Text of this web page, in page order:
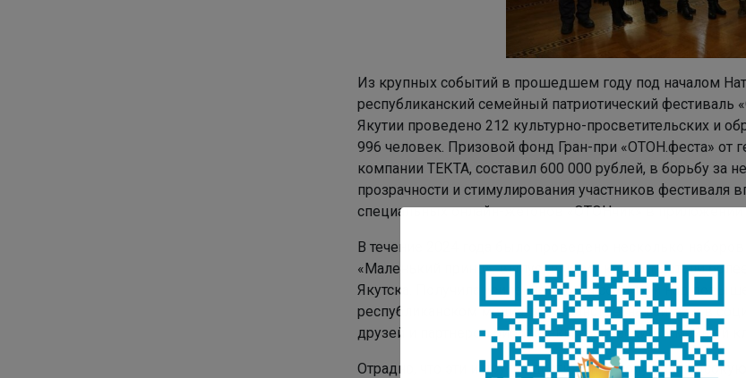
Из крупных событий в прошедшем году под началом
республиканский семейный патриотический фестиваль
Якутии проведено 212 культурно-просветительских и
996 человек. Призовой фонд Гран-при «ОТОН.феста» от
компании ТЕКТА, составил 600 000 рублей, в борьбу за
прозрачности и стимулирования участников
специальных онлайн-жетонов «ОТОНчик» в приложении
В течение 2024 года было проведено несколько
«Маленький принц», выпускниками которого стали
Якутска. Получила усиление работа со СМИ и над
республиканском медиа-пространстве, на сайтах и в
друзей и партнеров библиотеки, творческий семейный
Отрадно, что эти и другие достижения получили